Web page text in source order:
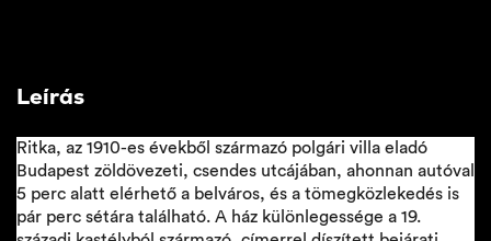
Leírás
Ritka, az 1910-es évekből származó polgári villa eladó
Budapest zöldövezeti, csendes utcájában, ahonnan autóval
5 perc alatt elérhető a belváros, és a tömegközlekedés is
pár perc sétára található. A ház különlegessége a 19.